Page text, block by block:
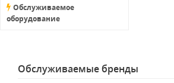
Обслуживаемое
оборудование
Обслуживаемые бренды